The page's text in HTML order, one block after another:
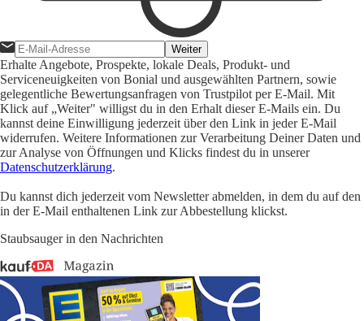
Weiter
Erhalte Angebote, Prospekte, lokale Deals, Produkt- und
Serviceneuigkeiten von Bonial und ausgewählten Partnern, sowie
gelegentliche Bewertungsanfragen von Trustpilot per E-Mail. Mit
Klick auf „Weiter" willigst du in den Erhalt dieser E-Mails ein. Du
kannst deine Einwilligung jederzeit über den Link in jeder E-Mail
widerrufen. Weitere Informationen zur Verarbeitung Deiner Daten und
zur Analyse von Öffnungen und Klicks findest du in unserer
Datenschutzerklärung.
Du kannst dich jederzeit vom Newsletter abmelden, in dem du auf den
in der E-Mail enthaltenen Link zur Abbestellung klickst.
Staubsauger in den Nachrichten